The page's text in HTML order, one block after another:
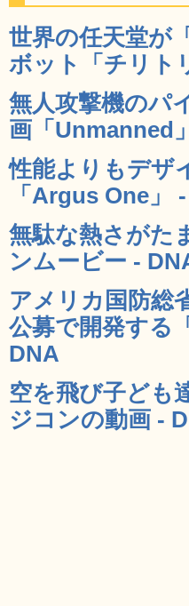
世界の任天堂が
ボット「チリト
無人攻撃機のパ
画「Unmanned
性能よりもデザ
「Argus One」
無駄な熱さがた
ンムービー -
アメリカ国防総
公募で開発する
DNA
空を飛び子ども
ジコンの動画 -